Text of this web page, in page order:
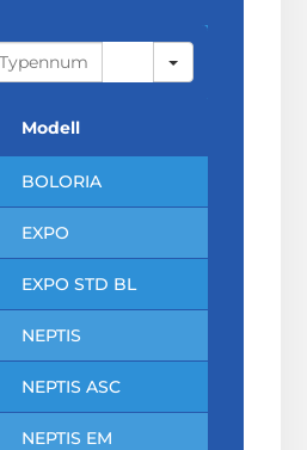
Modell
BOLORIA
EXPO
EXPO STD BL
NEPTIS
NEPTIS ASC
NEPTIS EM